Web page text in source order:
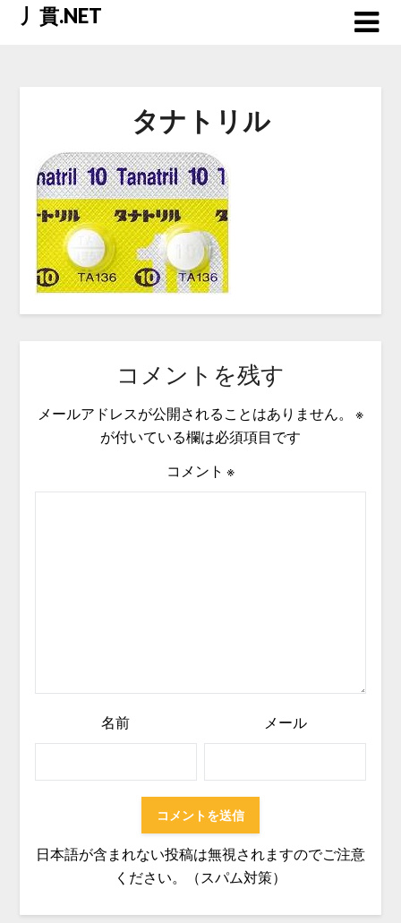
Skip丿貫.NET
タナトリル
コメントを残す
メールアドレスが公開されることはありません。
※
が付いている欄は必須項目です
コメント ※
名前 メール
日本語が含まれない投稿は無視されますのでご注意
ください。（スパム対策）